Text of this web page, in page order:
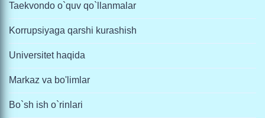
Taekvondo o`quv qo`llanmalar
Korrupsiyaga qarshi kurashish
Universitet haqida
Markaz va bo'limlar
Bo`sh ish o`rinlari